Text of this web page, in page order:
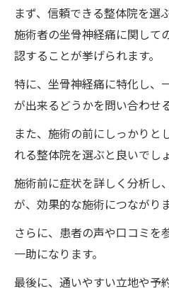
まず、信頼できる整体院を選
施術者の坐骨神経痛に関して
認することが挙げられます。
特に、坐骨神経痛に特化し、
が出来るどうかを問い合わせ
また、施術の前にしっかりと
れる整体院を選ぶと良いでし
施術前に症状を詳しく分析し
が、効果的な施術につながりま
さらに、患者の声や口コミを
一助になります。
最後に、通いやすい立地や予